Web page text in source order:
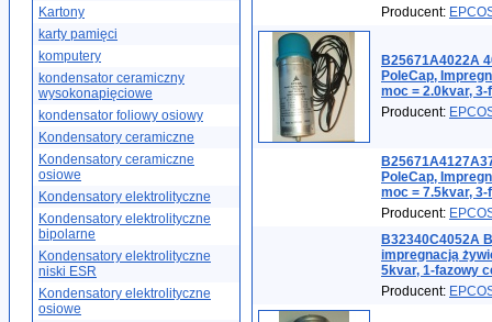
Kartony
karty pamięci
komputery
kondensator ceramiczny
wysokonapięciowe
kondensator foliowy osiowy
Kondensatory ceramiczne
Kondensatory ceramiczne
osiowe
Kondensatory elektrolityczne
Kondensatory elektrolityczne
bipolarne
Kondensatory elektrolityczne
niski ESR
Kondensatory elektrolityczne
osiowe
Producent:
B25671A4022A
PoleCap,
moc = 2.0kvar,
Producent:
PoleCap,
moc = 7.5kvar,
Producent:
B32340C4052A
impregnacją
5kvar, 1-fazowy
Producent: